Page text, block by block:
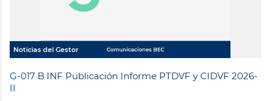
Noticias del Gestor
G-017 B INF Publicación Informe PTDVF y CIDVF 2026-
II